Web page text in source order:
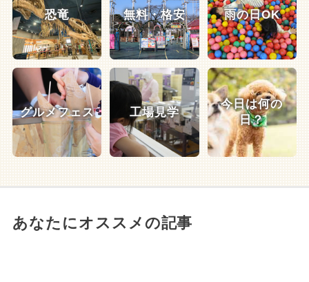
恐竜 無料・格安 雨の日OK
グルメフェス 工場見学
今日は何の
日？
あなたにオススメの記事